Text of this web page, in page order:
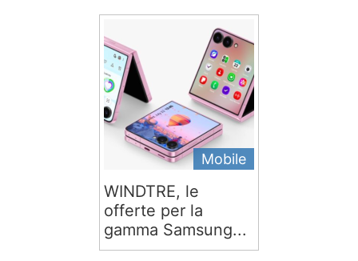
Mobile
WINDTRE, le
offerte per la
gamma Samsung...